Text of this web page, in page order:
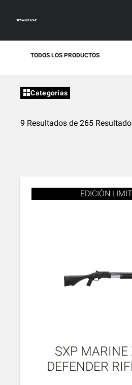
TODOS LOS PRODUCTOS
Categorías
9 Resultados de 265
EDICIÓN
SXP MARINE
DEFENDER